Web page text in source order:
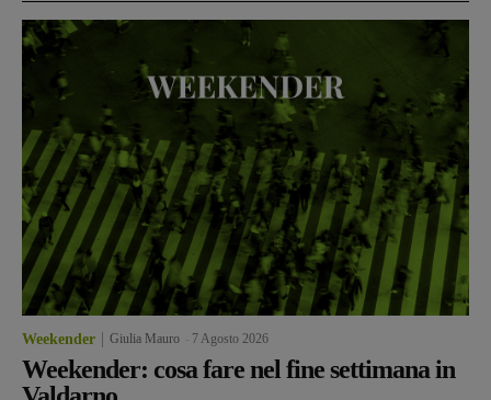
Weekender Giulia Mauro 7 Agosto 2026
Weekender: cosa fare nel fine settimana in